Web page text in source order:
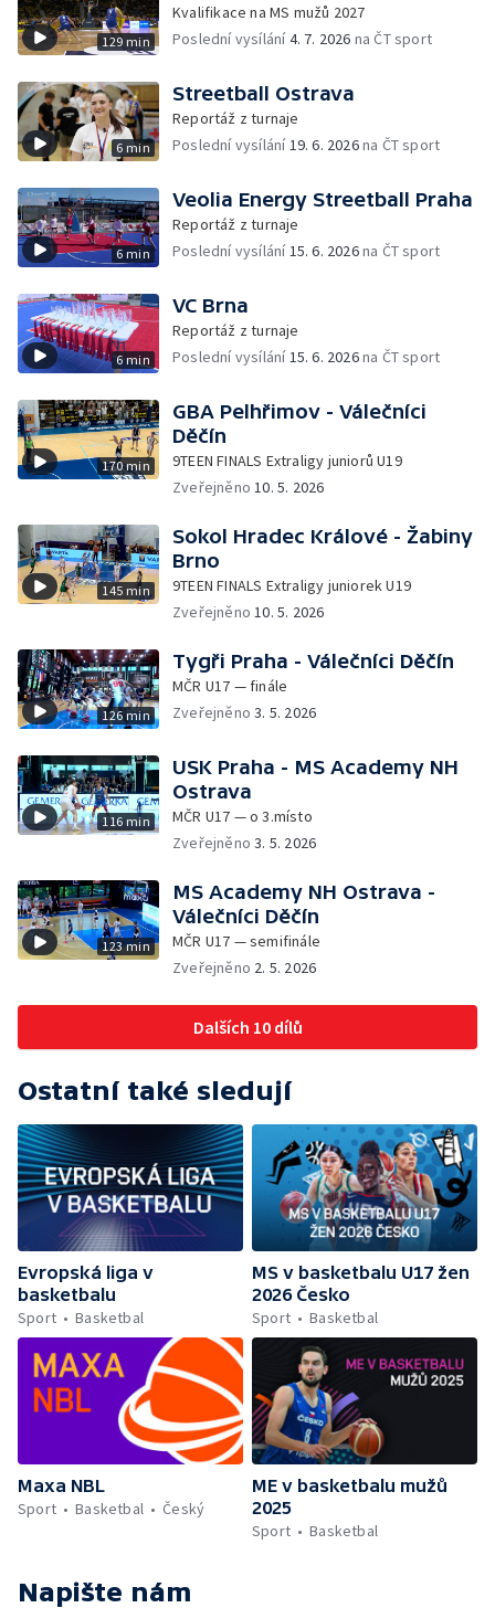
129 min
Kvalifikace na MS mužů 2027
Poslední vysílání4. 7. 2026 na ČT sport
6 min
Streetball Ostrava
Reportáž z turnaje
Poslední vysílání19. 6. 2026na ČT sport
6 min
Veolia Energy Streetball Praha
Reportáž z turnaje
Poslední vysílání15. 6. 2026na ČT sport
6 min
VC Brna
Reportáž z turnaje
Poslední vysílání15. 6. 2026na ČT sport
170 min
GBA Pelhřimov - Válečníci
Děčín
9TEEN FINALS Extraligy juniorů U19
Zveřejněno10. 5. 2026
145 min
Sokol Hradec Králové - Žabiny
Brno
9TEEN FINALS Extraligy juniorek U19
Zveřejněno10. 5. 2026
126 min
Tygři Praha - Válečníci Děčín
MČR U17 — finále
Zveřejněno3. 5. 2026
116 min
USK Praha - MS Academy NH
Ostrava
MČR U17 — o 3.místo
Zveřejněno3. 5. 2026
123 min
MS Academy NH Ostrava -
Válečníci Děčín
MČR U17 — semifinále
Zveřejněno 2. 5. 2026
Dalších 10 dílů
Ostatní také sledují
Evropská liga v
basketbalu
Sport
Basketbal
MS v basketbalu U17 žen
2026 Česko
Sport
Basketbal
Maxa NBL
Sport
Basketbal Český
ME v basketbalu mužů
2025
Sport
Basketbal
Napište nám